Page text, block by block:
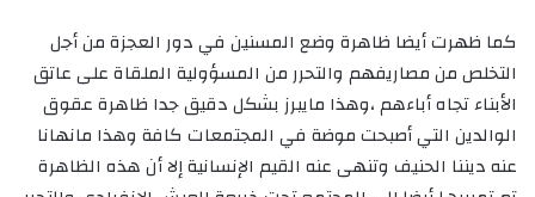
كما ظهرت أيضا ظاهرة وضع المسنين في دور العجزة من أجل
التخلص من مصاريفهم والتحرر من المسؤولية الملقاة على عاتق
الأبناء تجاه أباءهم ،وهذا مايبرز بشكل دقيق جدا ظاهرة عقوق
الوالدين التي أصبحت موضة في المجتمعات كافة وهذا مانهانا
عنه ديننا الحنيف وتنهى عنه القيم الإنسانية إلا أن هذه الظاهرة